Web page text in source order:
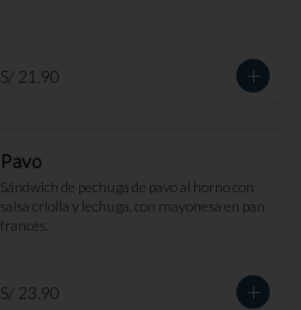
S/ 21.90
Pavo
Sándwich de pechuga de pavo al horno con
salsa criolla y lechuga, con mayonesa en pan
francés.
S/ 23.90